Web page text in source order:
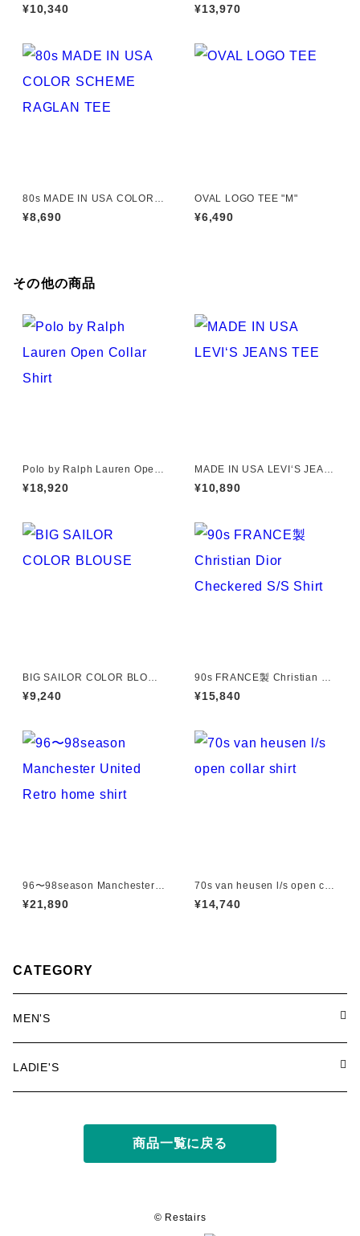
MADE IN USA UMBRO GAM
E SHIRT
¥10,340 ¥13,970
80s MADE IN USA COLOR S
¥8,690
OVAL LOGO TEE "M"
¥6,490
その他の商品
Polo by Ralph Lauren Open
Collar Shirt "CALDWELL"
¥18,920
MADE IN USA LEVI‘S JEAN
S TEE
¥10,890
BIG SAILOR COLOR BLOUS
E
¥9,240
90s FRANCE製 Christian Di
or Checkered S/S Shirt
¥15,840
96〜98season Manchester
United Retro home shirt
¥21,890
70s van heusen l/s open coll
ar shirt
¥14,740
CATEGORY
MEN'S
tops
LADIE'S
商品一覧に戻る
© Restairs